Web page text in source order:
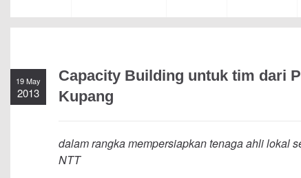
19 May
2013
Capacity Building untuk tim dari
Kupang
dalam rangka mempersiapkan tenaga ahli lokal
NTT